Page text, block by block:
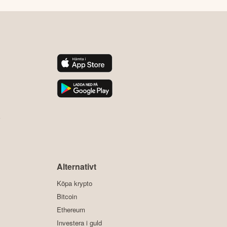
Alternativt
Köpa krypto
Bitcoin
Ethereum
Investera i guld